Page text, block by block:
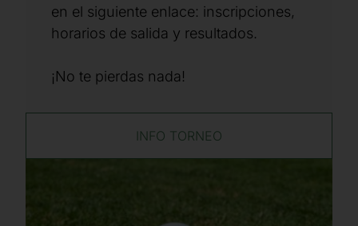
en el siguiente enlace: inscripciones,
horarios de salida y resultados.
¡No te pierdas nada!
INFO TORNEO